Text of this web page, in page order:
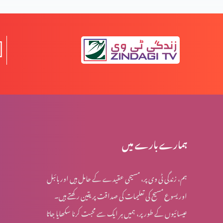
المسیح کے پیروکار عید فسح کیوں نہیں مناتے؟
روایتوں کی جانچھ پڑتال کا مقصد
معافی ازروئے انجیلی بیان (حصہ 2)
کرسمس اسپیشل: کیا جنم دن ماننے پر بت پرست مزاہب کا
اثر ہے؟
ہمارے بارے میں
ہم، زندگی ٹی وی پر، مسیحی عقیدے کے حامل ہیں اور بائبل
اور یسوع مسیح کی تعلیمات کی صداقت پر یقین رکھتے ہیں۔
عیسائیوں کے طور پر، ہمیں ہر ایک سے محبت کرنا سکھایا جاتا